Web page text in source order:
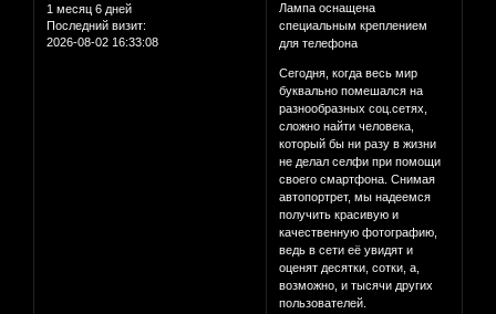
1 месяц 6 дней
Последний визит:
2026-08-02 16:33:08
Лампа оснащена
специальным креплением
для телефона
Сегодня, когда весь мир
буквально помешался на
разнообразных соц.сетях,
сложно найти человека,
который бы ни разу в жизни
не делал селфи при помощи
своего смартфона. Снимая
автопортрет, мы надеемся
получить красивую и
качественную фотографию,
ведь в сети её увидят и
оценят десятки, сотки, а,
возможно, и тысячи других
пользователей.